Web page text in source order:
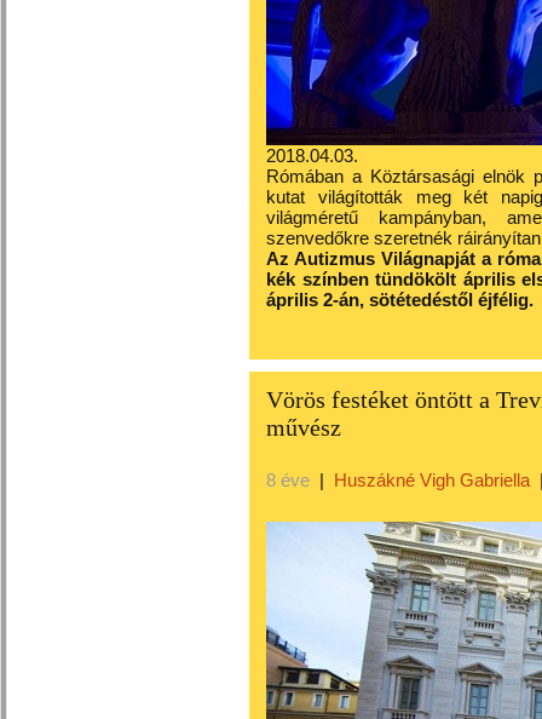
2018.04.03.
Rómában a Köztársasági elnök
kutat világították meg két
világméretű kampányban,
szenvedőkre szeretnék
Az Autizmus Világnapját a
kék színben tündökölt április
április 2-án, sötétedéstől éjfélig.
Vörös festéket öntött a
művész
8 éve | Huszákné Vigh Gabriella